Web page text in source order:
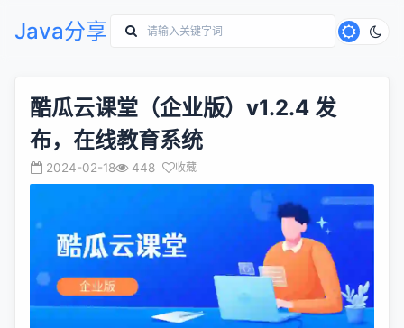
Java分享
酷瓜云课堂（企业版）v1.2.4 发
布，在线教育系统
2024-02-18 448 收藏